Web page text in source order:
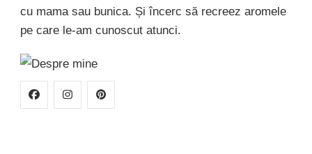
cu mama sau bunica. Și încerc să recreez aromele
pe care le-am cunoscut atunci.